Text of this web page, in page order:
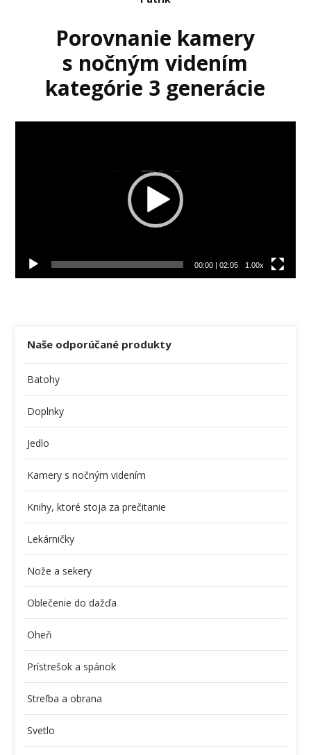
Porovnanie kamery
s nočným videním
kategórie 3 generácie
00:00| 02:05 1.00x
Naše odporúčané produkty
Batohy
Doplnky
Jedlo
Kamery s nočným videním
Knihy, ktoré stoja za prečitanie
Lekárničky
Nože a sekery
Oblečenie do dažďa
Oheň
Prístrešok a spánok
Streľba a obrana
Svetlo